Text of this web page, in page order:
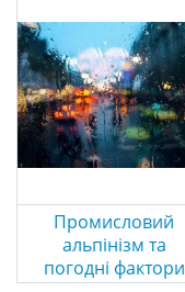
Промисловий
альпінізм та
погодні фактори